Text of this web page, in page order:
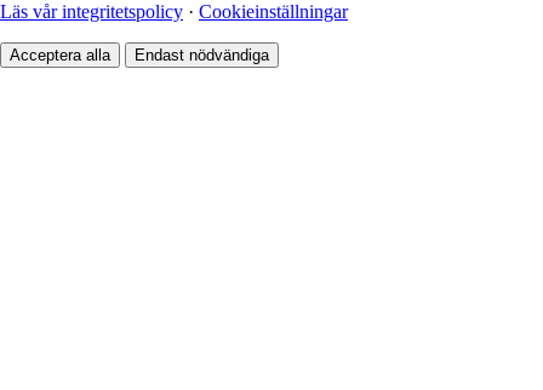
Läs vår integritetspolicy · Cookieinställningar
Acceptera alla Endast nödvändiga